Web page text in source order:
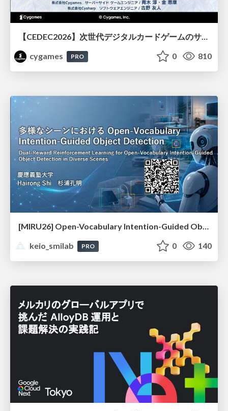
【CEDEC2026】次世代デジタルカードゲームのサーバー設計と運用 〜『Shadowverse: Worlds Beyond』の舞台裏～
cygames
PRO 0 810
[MIRU26] Open-Vocabulary Intention-Guided Object Detection in Diverse Scenes
keio_smilab
PRO 0 140